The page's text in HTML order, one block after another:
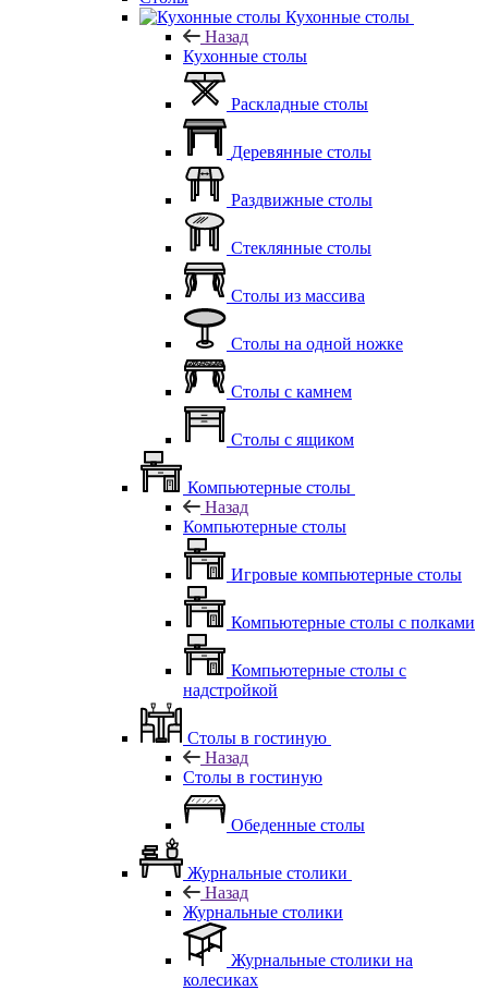
Кухонные столы
Назад
Кухонные столы
Раскладные столы
Деревянные столы
Раздвижные столы
Стеклянные столы
Столы из массива
Столы на одной ножке
Столы с камнем
Столы с ящиком
Компьютерные столы
Назад
Компьютерные столы
Игровые компьютерные столы
Компьютерные столы с полками
Компьютерные столы с
надстройкой
Столы в гостиную
Назад
Столы в гостиную
Обеденные столы
Журнальные столики
Назад
Журнальные столики
Журнальные столики на
колесиках